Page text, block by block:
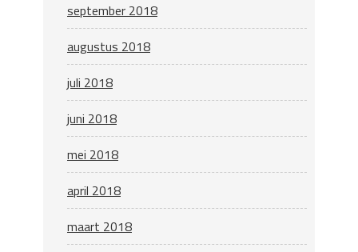
september 2018
augustus 2018
juli 2018
juni 2018
mei 2018
april 2018
maart 2018